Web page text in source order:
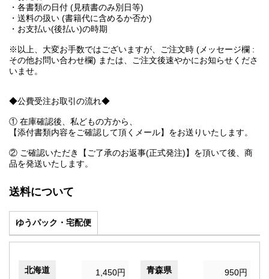
・各書類の日付 (見積書のみ別日等)
・送料の扱い (書籍代に含めるか否か)
・お支払い(後払い)の時期
※以上、大変お手数ではございますが、ご注文時 (メッセージ欄 :
その他お問い合わせ欄) または、ご注文後速やかにお知らせくださ
いませ。
◆公費受注お取引の流れ◆
① 在庫確認後、私どもの方から、
【添付書類内容をご確認して頂くメール】をお送りいたします。
② ご確認いただき【ご了承のお返事(正式発注)】を頂いて後、商
品を発送いたします。
送料について
ゆうパック・宅配便
北海道 1,450円 青森県 950円